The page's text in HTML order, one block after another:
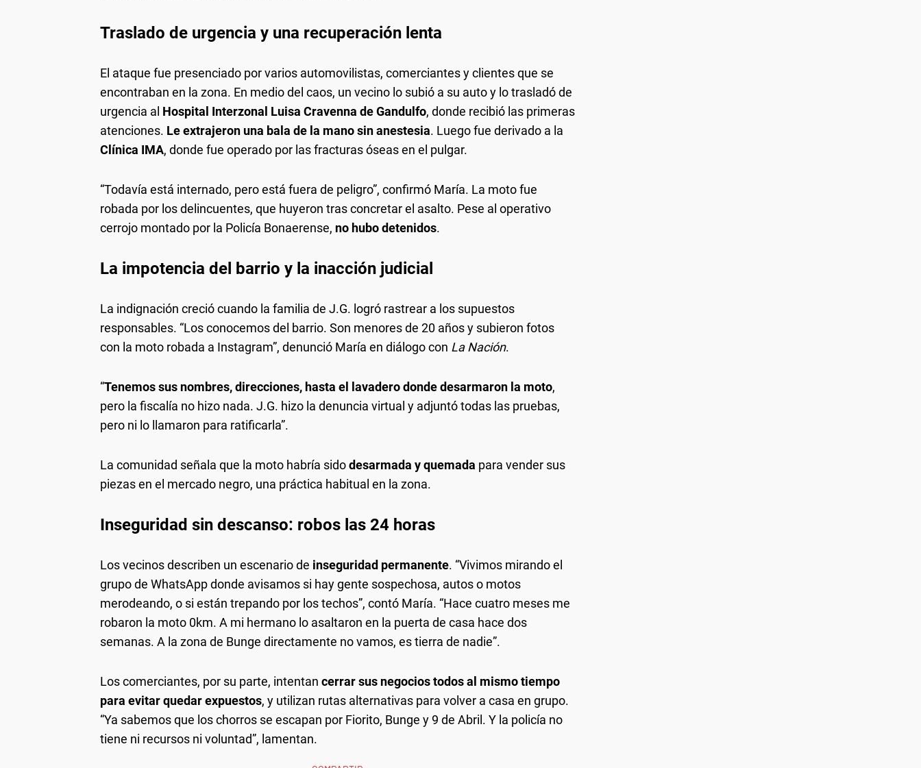
Traslado de urgencia y una recuperación lenta
El ataque fue presenciado por varios automovilistas, comerciantes y clientes que se
encontraban en la zona. En medio del caos, un vecino lo subió a su auto y lo trasladó de
urgencia al Hospital Interzonal Luisa Cravenna de Gandulfo, donde recibió las primeras
atenciones. Le extrajeron una bala de la mano sin anestesia. Luego fue derivado a la
Clínica IMA, donde fue operado por las fracturas óseas en el pulgar.
“Todavía está internado, pero está fuera de peligro”, confirmó María. La moto fue
robada por los delincuentes, que huyeron tras concretar el asalto. Pese al operativo
cerrojo montado por la Policía Bonaerense, no hubo detenidos.
La impotencia del barrio y la inacción judicial
La indignación creció cuando la familia de J.G. logró rastrear a los supuestos
responsables. “Los conocemos del barrio. Son menores de 20 años y subieron fotos
con la moto robada a Instagram”, denunció María en diálogo con La Nación.
“Tenemos sus nombres, direcciones, hasta el lavadero donde desarmaron la moto,
pero la fiscalía no hizo nada. J.G. hizo la denuncia virtual y adjuntó todas las pruebas,
pero ni lo llamaron para ratificarla”.
La comunidad señala que la moto habría sidodesarmada y quemada para vender sus
piezas en el mercado negro, una práctica habitual en la zona.
Inseguridad sin descanso: robos las 24 horas
Los vecinos describen un escenario de inseguridad permanente. “Vivimos mirando el
grupo de WhatsApp donde avisamos si hay gente sospechosa, autos o motos
merodeando, o si están trepando por los techos”, contó María. “Hace cuatro meses me
robaron la moto 0km. A mi hermano lo asaltaron en la puerta de casa hace dos
semanas. A la zona de Bunge directamente no vamos, es tierra de nadie”.
Los comerciantes, por su parte, intentan cerrar sus negocios todos al mismo tiempo
para evitar quedar expuestos, y utilizan rutas alternativas para volver a casa en grupo.
“Ya sabemos que los chorros se escapan por Fiorito, Bunge y 9 de Abril. Y la policía no
tiene ni recursos ni voluntad”, lamentan.